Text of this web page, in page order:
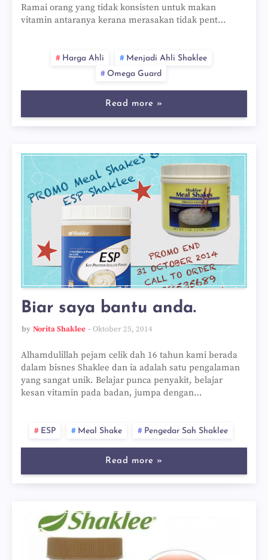
Ramai orang yang tidak konsisten untuk makan
vitamin antaranya kerana merasakan tidak pent…
Harga Ahli
Menjadi Ahli Shaklee
Omega Guard
Read more »
Biar saya bantu anda.
by Norita Shaklee Oktober 25, 2014
Alhamdulillah pejam celik dah 16 tahun kami berada
dalam bisnes Shaklee dan ia adalah satu pengalaman
yang sangat unik. Belajar punca penyakit, belajar
kesan vitamin pada badan, jumpa dengan…
ESP Meal Shake Pengedar Sah Shaklee
Read more »